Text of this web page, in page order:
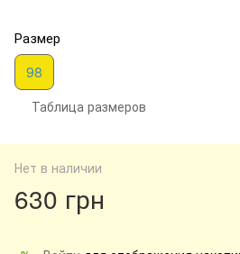
Размер
98
Таблица размеров
Нет в наличии
630 грн